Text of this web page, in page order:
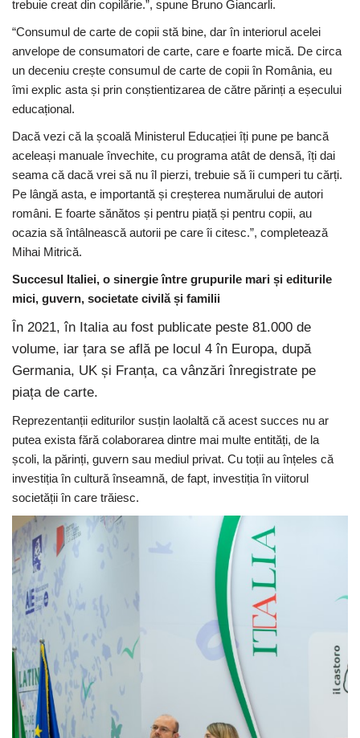
trebuie creat din copilărie.”, spune Bruno Giancarli.
“Consumul de carte de copii stă bine, dar în interiorul acelei
anvelope de consumatori de carte, care e foarte mică. De circa
un deceniu crește consumul de carte de copii în România, eu
îmi explic asta și prin conștientizarea de către părinți a eșecului
educațional.
Dacă vezi că la școală Ministerul Educației îți pune pe bancă
aceleași manuale învechite, cu programa atât de densă, îți dai
seama că dacă vrei să nu îl pierzi, trebuie să îi cumperi tu cărți.
Pe lângă asta, e importantă și creșterea numărului de autori
români. E foarte sănătos și pentru piață și pentru copii, au
ocazia să întâlnească autorii pe care îi citesc.”, completează
Mihai Mitrică.
Succesul Italiei, o sinergie între grupurile mari și editurile
mici, guvern, societate civilă și familii
În 2021, în Italia au fost publicate peste 81.000 de
volume, iar țara se află pe locul 4 în Europa, după
Germania, UK și Franța, ca vânzări înregistrate pe
piața de carte.
Reprezentanții editurilor susțin laolaltă că acest succes nu ar
putea exista fără colaborarea dintre mai multe entități, de la
școli, la părinți, guvern sau mediul privat. Cu toții au înțeles că
investiția în cultură înseamnă, de fapt, investiția în viitorul
societății în care trăiesc.